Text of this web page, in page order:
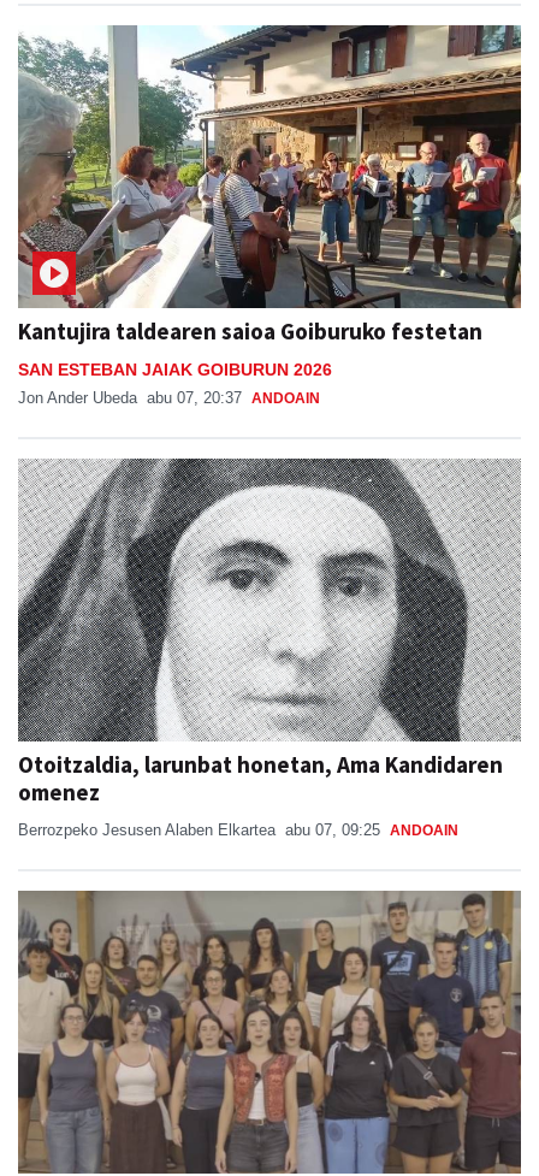
Kantujira taldearen saioa Goiburuko festetan
SAN ESTEBAN JAIAK GOIBURUN 2026
Jon Ander Ubeda abu 07, 20:37 ANDOAIN
Otoitzaldia, larunbat honetan, Ama Kandidaren
omenez
Berrozpeko Jesusen Alaben Elkartea abu 07, 09:25 ANDOAIN